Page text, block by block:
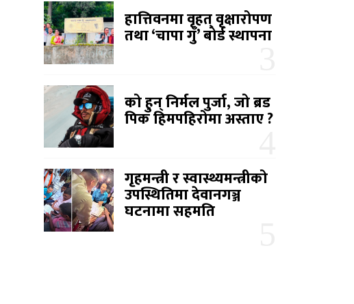
हात्तिवनमा वृहत् वृक्षारोपण
तथा ‘चापा गुँ’ बोर्ड स्थापना
को हुन् निर्मल पुर्जा, जो ब्रड
पिक हिमपहिरोमा अस्ताए ?
गृहमन्त्री र स्वास्थ्यमन्त्रीको
उपस्थितिमा देवानगञ्ज
घटनामा सहमति